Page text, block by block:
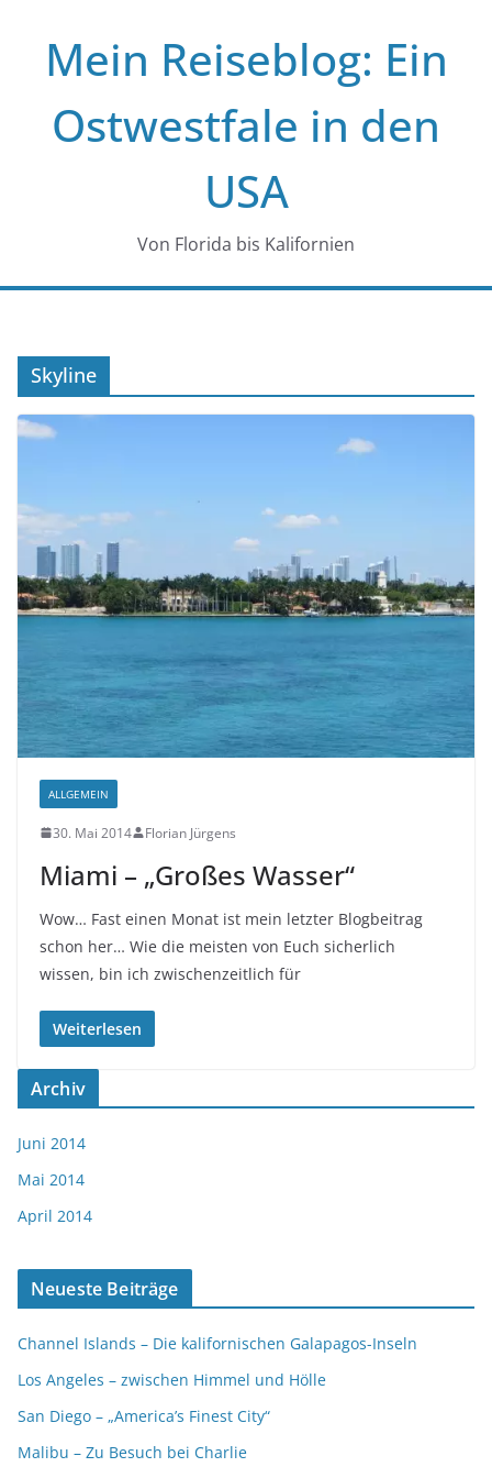
springenMein Reiseblog: Ein
Ostwestfale in den
USA
Von Florida bis Kalifornien
Skyline
ALLGEMEIN
30. Mai 2014 Florian Jürgens
Miami – „Großes Wasser“
Wow… Fast einen Monat ist mein letzter Blogbeitrag
schon her… Wie die meisten von Euch sicherlich
wissen, bin ich zwischenzeitlich für
Weiterlesen
Archiv
Juni 2014
Mai 2014
April 2014
Neueste Beiträge
Channel Islands – Die kalifornischen Galapagos-Inseln
Los Angeles – zwischen Himmel und Hölle
San Diego – „America’s Finest City“
Malibu – Zu Besuch bei Charlie